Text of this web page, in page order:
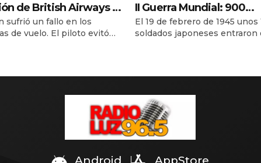
de British Airways se
a 1200 metros de
Londres
sufrió un fallo en los
de vuelo. El piloto evitó
II Guerra Mundial: 900
soldados devorados por
cocodrilos gigantes
El 19 de febrero de 1945 unos
soldados japoneses entraron